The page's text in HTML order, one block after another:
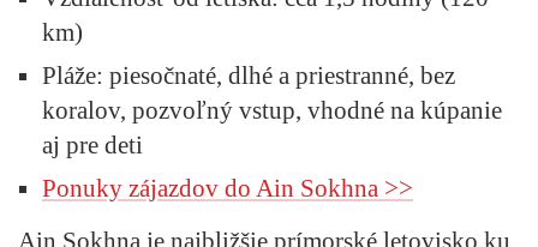
km)
Pláže: piesočnaté, dlhé a priestranné, bez
koralov, pozvoľný vstup, vhodné na kúpanie
aj pre deti
Ponuky zájazdov do Ain Sokhna >>
Ain Sokhna je najbližšie prímorské letovisko ku